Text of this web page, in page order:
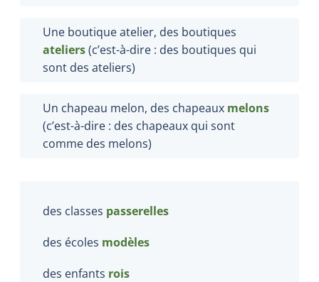
Une boutique atelier, des boutiques
ateliers(c’est-à-dire : des boutiques qui
sont des ateliers)
Un chapeau melon, des chapeaux melons
(c’est-à-dire : des chapeaux qui sont
comme des melons)
des classes passerelles
des écoles modèles
des enfants rois